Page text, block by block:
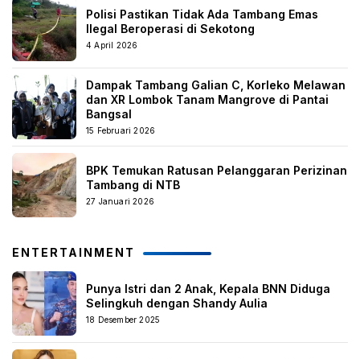
Polisi Pastikan Tidak Ada Tambang Emas
Ilegal Beroperasi di Sekotong
4 April 2026
Dampak Tambang Galian C, Korleko Melawan
dan XR Lombok Tanam Mangrove di Pantai
Bangsal
15 Februari 2026
BPK Temukan Ratusan Pelanggaran Perizinan
Tambang di NTB
27 Januari 2026
ENTERTAINMENT
Punya Istri dan 2 Anak, Kepala BNN Diduga
Selingkuh dengan Shandy Aulia
18 Desember 2025